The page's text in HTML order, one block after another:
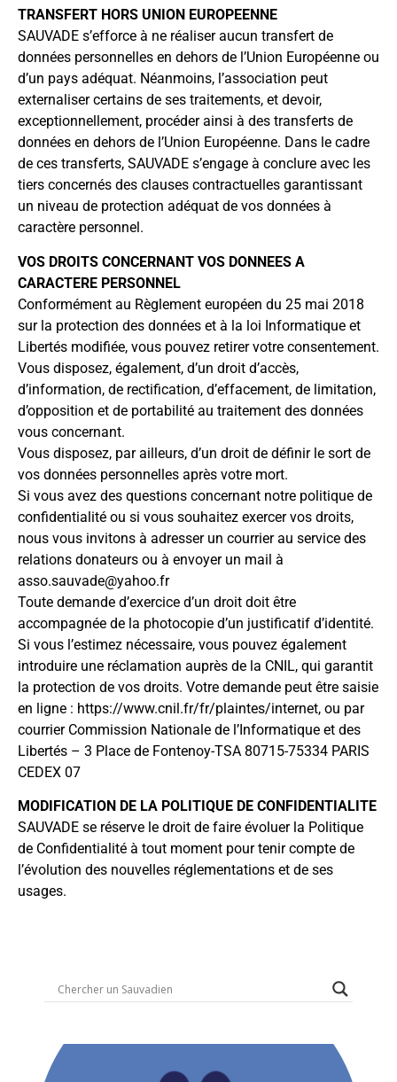
TRANSFERT HORS UNION EUROPEENNE
SAUVADE s’efforce à ne réaliser aucun transfert de
données personnelles en dehors de l’Union Européenne ou
d’un pays adéquat. Néanmoins, l’association peut
externaliser certains de ses traitements, et devoir,
exceptionnellement, procéder ainsi à des transferts de
données en dehors de l’Union Européenne. Dans le cadre
de ces transferts, SAUVADE s’engage à conclure avec les
tiers concernés des clauses contractuelles garantissant
un niveau de protection adéquat de vos données à
caractère personnel.
VOS DROITS CONCERNANT VOS DONNEES A
CARACTERE PERSONNEL
Conformément au Règlement européen du 25 mai 2018
sur la protection des données et à la loi Informatique et
Libertés modifiée, vous pouvez retirer votre consentement.
Vous disposez, également, d’un droit d’accès,
d’information, de rectification, d’effacement, de limitation,
d’opposition et de portabilité au traitement des données
vous concernant.
Vous disposez, par ailleurs, d’un droit de définir le sort de
vos données personnelles après votre mort.
Si vous avez des questions concernant notre politique de
confidentialité ou si vous souhaitez exercer vos droits,
nous vous invitons à adresser un courrier au service des
relations donateurs ou à envoyer un mail à
asso.sauvade@yahoo.fr
Toute demande d’exercice d’un droit doit être
accompagnée de la photocopie d’un justificatif d’identité.
Si vous l’estimez nécessaire, vous pouvez également
introduire une réclamation auprès de la CNIL, qui garantit
la protection de vos droits. Votre demande peut être saisie
en ligne : https://www.cnil.fr/fr/plaintes/internet, ou par
courrier Commission Nationale de l’Informatique et des
Libertés – 3 Place de Fontenoy-TSA 80715-75334 PARIS
CEDEX 07
MODIFICATION DE LA POLITIQUE DE CONFIDENTIALITE
SAUVADE se réserve le droit de faire évoluer la Politique
de Confidentialité à tout moment pour tenir compte de
l’évolution des nouvelles réglementations et de ses
usages.